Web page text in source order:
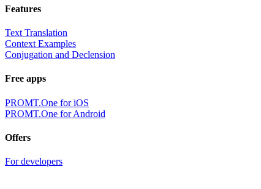
Features
Text Translation
Context Examples
Conjugation and Declension
Free apps
PROMT.One for iOS
PROMT.One for Android
Offers
For developers